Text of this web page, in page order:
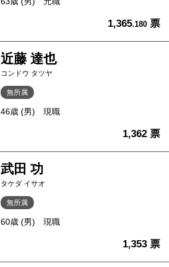
1,365.180 票
近藤 達也
コンドウ タツヤ
無所属
46歳 (男) 現職
1,362 票
武田 功
タケダ イサオ
無所属
60歳 (男) 現職
1,353 票